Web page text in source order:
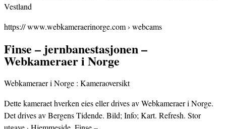
Vestland
https:// www.webkameraerinorge.com › webcams
Finse – jernbanestasjonen –
Webkameraer i Norge
Webkameraer i Norge : Kameraoversikt
Dette kameraet hverken eies eller drives av Webkameraer i Norge.
Det drives av Bergens Tidende. Bild; Info; Kart. Refresh. Stor